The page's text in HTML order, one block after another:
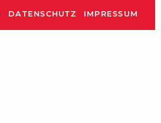
DATENSCHUTZ IMPRESSUM